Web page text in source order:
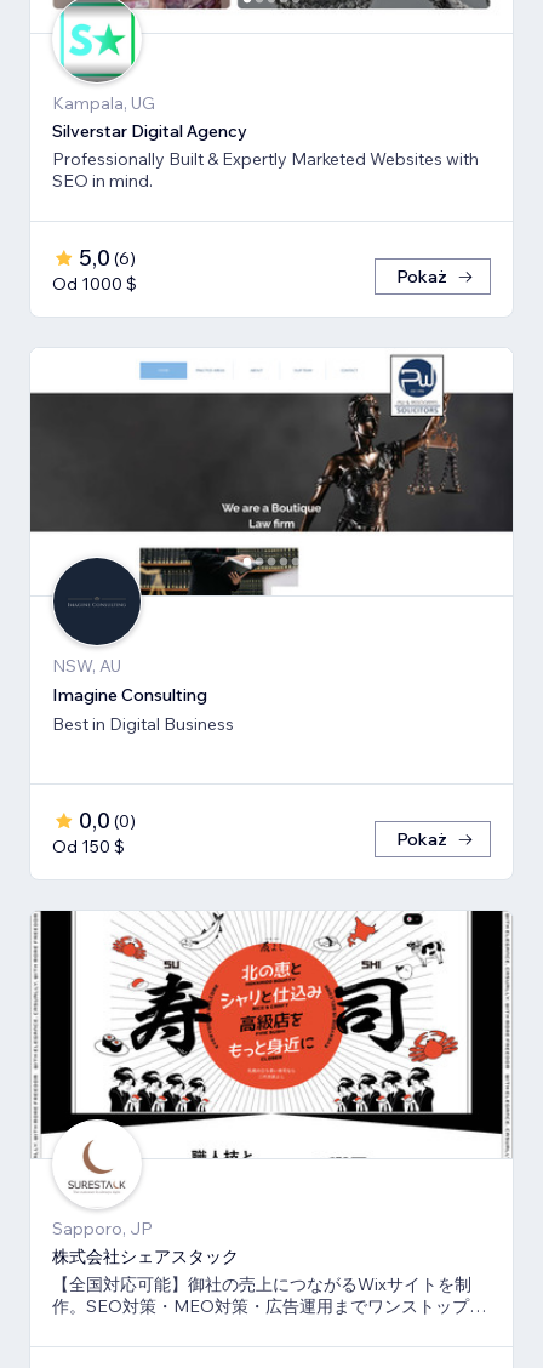
Kampala, UG
Silverstar Digital Agency
Professionally Built & Expertly Marketed Websites with
SEO in mind.
5,0 (6)
Od 1000 $
Pokaż
NSW, AU
Imagine Consulting
Best in Digital Business
0,0 (0)
Od 150 $
Pokaż
Sapporo, JP
株式会社シェアスタック
【全国対応可能】御社の売上につながるWixサイトを制
作。SEO対策・MEO対策・広告運用までワンストップ